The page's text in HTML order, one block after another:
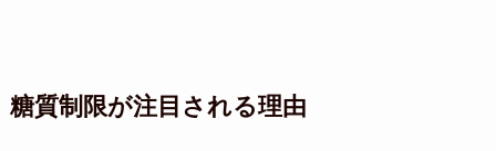
糖質制限が注目される理由